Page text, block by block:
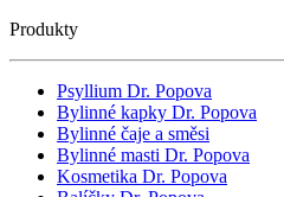
Produkty
Psyllium Dr. Popova
Bylinné kapky Dr. Popova
Bylinné čaje a směsi
Bylinné masti Dr. Popova
Kosmetika Dr. Popova